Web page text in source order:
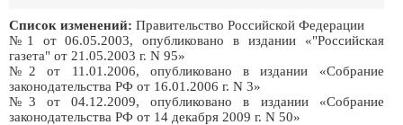
Список изменений: Правительство Российской Федерации
№1 от 06.05.2003, опубликовано в издании «"Российская
газета" от 21.05.2003 г. N 95»
№2 от 11.01.2006, опубликовано в издании «Собрание
законодательства РФ от 16.01.2006 г. N 3»
№3 от 04.12.2009, опубликовано в издании «Собрание
законодательства РФ от 14 декабря 2009 г. N 50»